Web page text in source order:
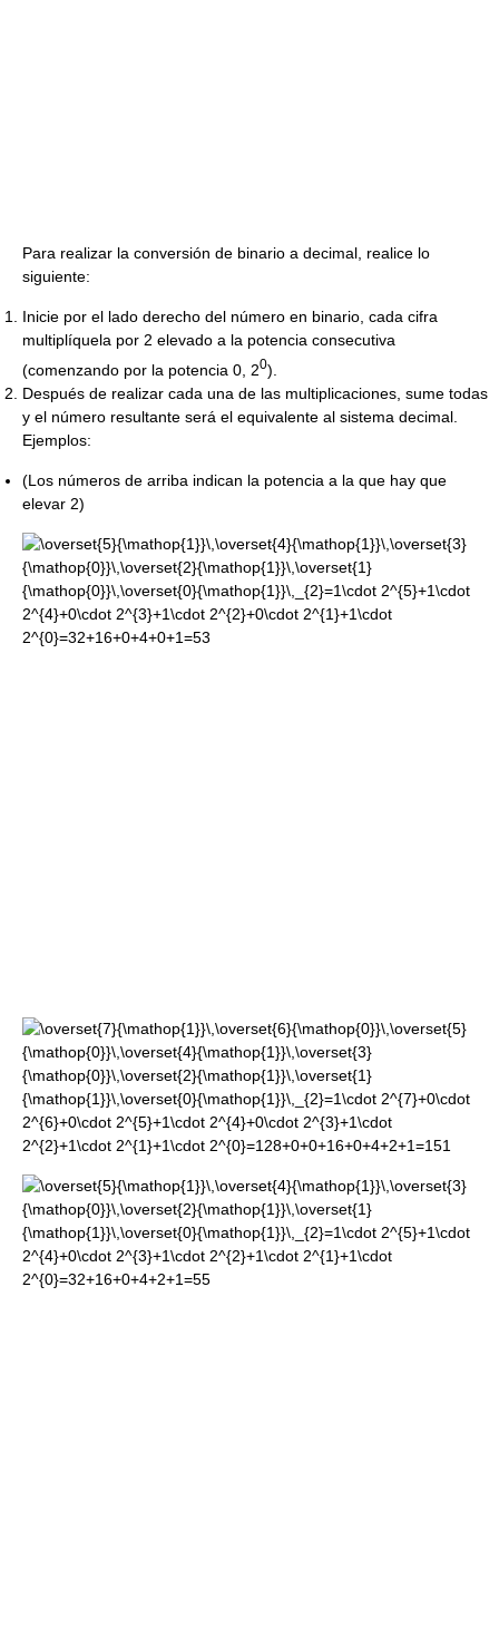
Para realizar la conversión de binario a decimal, realice lo
siguiente:
Inicie por el lado derecho del número en binario, cada cifra
multiplíquela por 2 elevado a la potencia consecutiva
(comenzando por la potencia 0, 20).
Después de realizar cada una de las multiplicaciones, sume todas
y el número resultante será el equivalente al sistema decimal.
Ejemplos:
(Los números de arriba indican la potencia a la que hay que
elevar 2)